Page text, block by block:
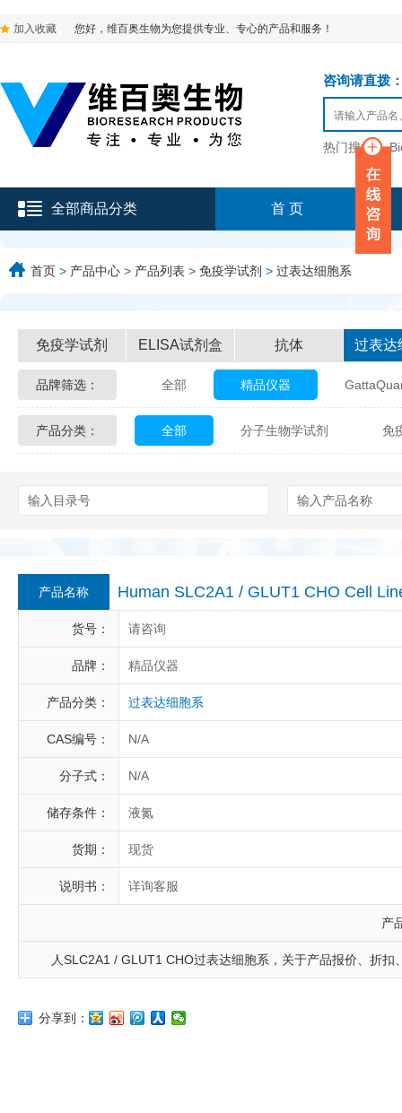
加入收藏 您好，维百奥生物为您提供专业、专心的产品和服务！
咨询请直拨
热门搜索：
全部商品分类 首 页
首页 > 产品中心 > 产品列表 > 免疫学试剂 > 过表达细胞系
免疫学试剂 ELISA试剂盒 抗体 过表达
品牌筛选： 全部 精品仪器
Glycon Biochem Sterlitech
Berry & Associates
LGC Maine Standards
Abbexa AbD Serotec
产品分类： 全部 分子生物学试剂 免
产品名称 Human SLC2A1 / GLUT1 CHO Cell
货号： 请咨询
品牌： 精品仪器
产品分类： 过表达细胞系
CAS编号： N/A
分子式： N/A
储存条件： 液氮
货期： 现货
说明书： 详询客服
产
人SLC2A1 / GLUT1 CHO过表达细胞系，关于产品报价、折
分享到：